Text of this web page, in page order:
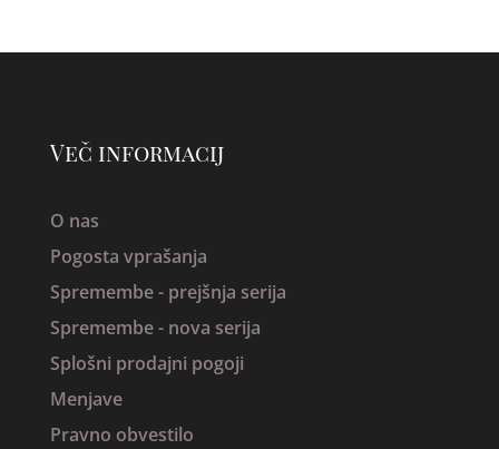
Več informacij
O nas
Pogosta vprašanja
Spremembe - prejšnja serija
Spremembe - nova serija
Splošni prodajni pogoji
Menjave
Pravno obvestilo